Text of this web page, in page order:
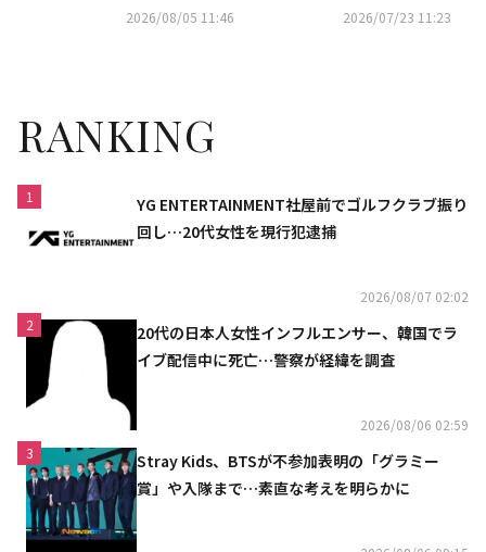
e 7月の記事ランキングTOP5」
2026/08/05 11:46 2026/07/23 11:23
RANKING
1
YG ENTERTAINMENT社屋前でゴルフクラブ振り
回し…20代女性を現行犯逮捕
2026/08/07 02:02
2
20代の日本人女性インフルエンサー、韓国でラ
イブ配信中に死亡…警察が経緯を調査
2026/08/06 02:59
3
Stray Kids、BTSが不参加表明の「グラミー
賞」や入隊まで…素直な考えを明らかに